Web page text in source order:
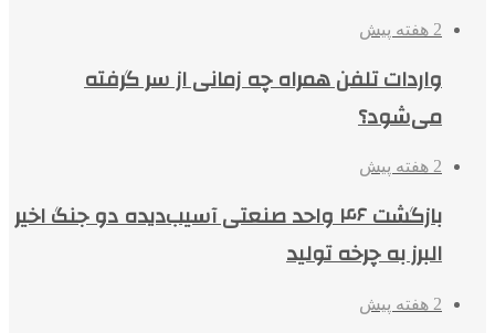
2 هفته پیش
واردات تلفن همراه چه زمانی از سر گرفته
می‌شود؟
2 هفته پیش
بازگشت ۴۶ واحد صنعتی آسیب‌دیده دو جنگ اخیر
البرز به چرخه تولید
2 هفته پیش